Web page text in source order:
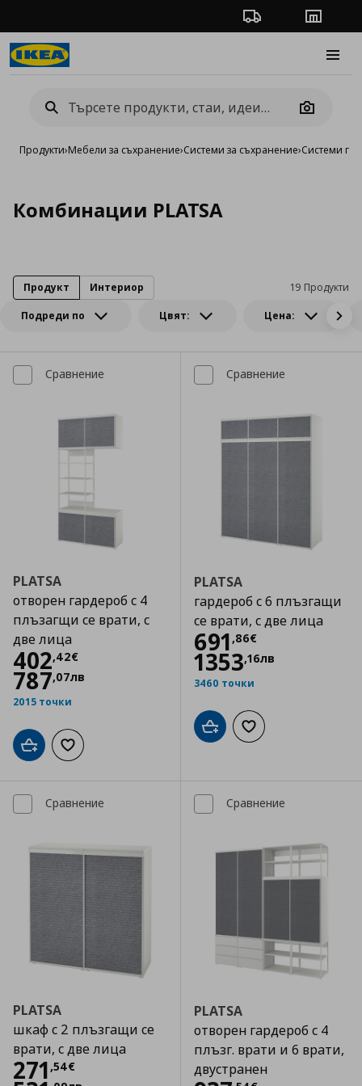
Проследяване на
Camera
Продукти›Мебели за съхранение›Системи за съхранение›Системи
Комбинации PLATSA
Подреди по Цвят: Цена:
19 Продукти
Продукт Интериор
Сравнение
PLATSA
отворен гардероб с 4
плъзагщи се врати, с
две лица
402,42€
Цена402,42 €
787,07лв
2015 точки
Добави в кошницата
Добави към списъка с любими
Сравнение
PLATSA
гардероб с 6 плъзгащи
се врати, с две лица
691 ,86€
Цена
1353,16лв
3460 точки
Добави в кошницата
Добави към
Сравнение
PLATSA
шкаф с 2 плъзгащи се
врати, с две лица
271 ,54€
Цена
Сравнение
PLATSA
отворен гардероб с 4
плъзг. врати и 6 врати,
двустранен